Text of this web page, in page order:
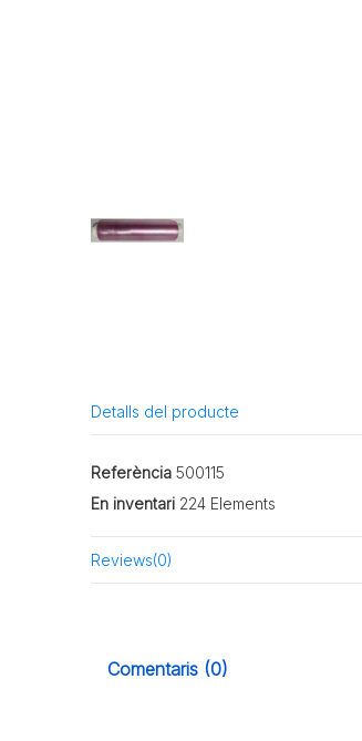
Detalls del producte
Referència 500115
En inventari 224 Elements
Reviews(0)
Comentaris (0)